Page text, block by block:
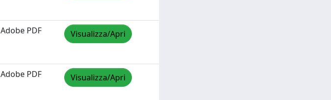
Adobe PDF Visualizza/Apri
Adobe PDF Visualizza/Apri